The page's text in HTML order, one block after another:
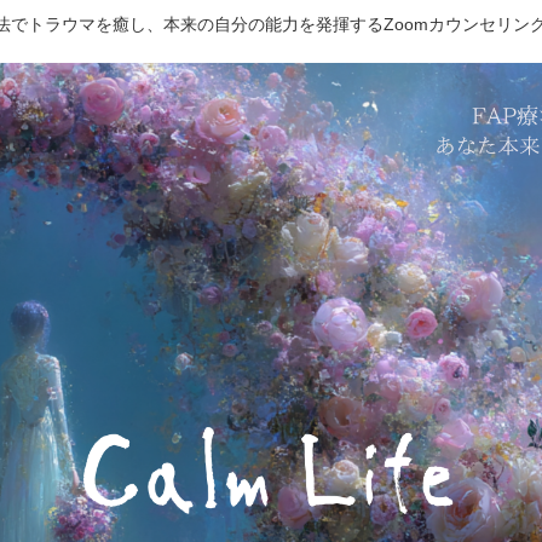
でトラウマを癒し、本来の自分の能力を発揮するZoomカウンセリン